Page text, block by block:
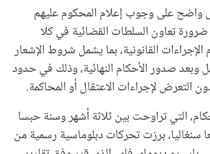
واضح على وجوب إعلام المحكوم عليهم
ضرورة تعاون السلطات القضائية في كلا
الإجراءات القانونية، بما يشمل شروط الإشعار
وبعد صدور الأحكام النهائية، وذلك في حدود
التعرض لإجراءات الاعتقال أو المحاكمة.
التي تراوحت بين ثلاثة أشهر وسنة حبسا
18 مشجعا سنغاليا، برزت تحركات دبلوماسية رسمية من